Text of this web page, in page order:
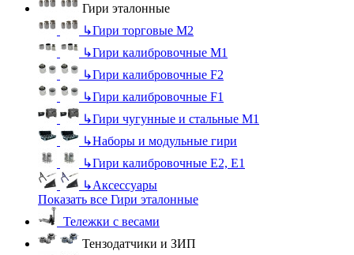
Гири эталонные
↳Гири торговые М2
↳Гири калибровочные М1
↳Гири калибровочные F2
↳Гири калибровочные F1
↳Гири чугунные и стальные М1
↳Наборы и модульные гири
↳Гири калибровочные E2, Е1
↳Аксессуары
Показать все Гири эталонные
Тележки с весами
Тензодатчики и ЗИП